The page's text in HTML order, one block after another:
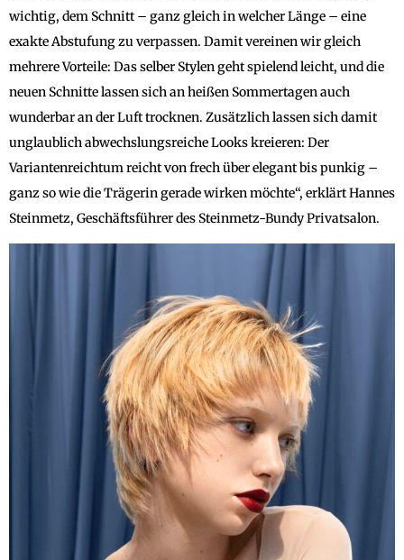
wichtig, dem Schnitt – ganz gleich in welcher Länge – eine
exakte Abstufung zu verpassen. Damit vereinen wir gleich
mehrere Vorteile: Das selber Stylen geht spielend leicht, und die
neuen Schnitte lassen sich an heißen Sommertagen auch
wunderbar an der Luft trocknen. Zusätzlich lassen sich damit
unglaublich abwechslungsreiche Looks kreieren: Der
Variantenreichtum reicht von frech über elegant bis punkig –
ganz so wie die Trägerin gerade wirken möchte“, erklärt Hannes
Steinmetz, Geschäftsführer des Steinmetz-Bundy Privatsalon.